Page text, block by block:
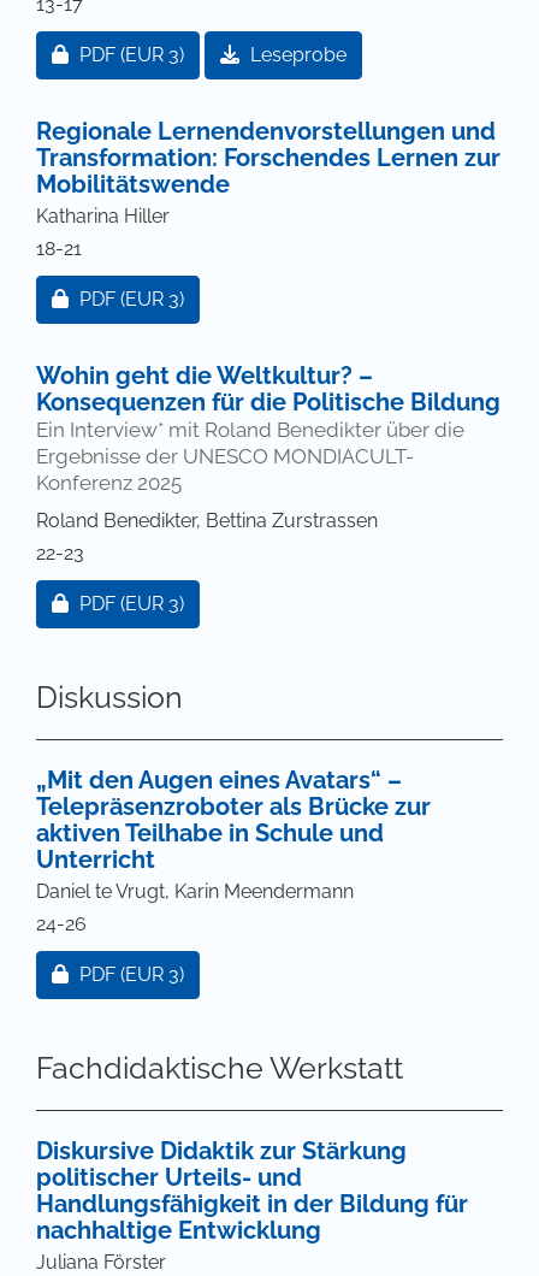
13-17
Zugang für Abonnent/innen oder durch Zahlung
PDF (EUR 3) Leseprobe
Regionale Lernendenvorstellungen und
Transformation: Forschendes Lernen zur
Mobilitätswende
Katharina Hiller
18-21
Zugang für Abonnent/innen oder durch Zahlung
PDF (EUR 3)
Wohin geht die Weltkultur? –
Konsequenzen für die Politische Bildung
Ein Interview* mit Roland Benedikter über die
Ergebnisse der UNESCO MONDIACULT-
Konferenz 2025
Roland Benedikter, Bettina Zurstrassen
22-23
Zugang für Abonnent/innen oder durch Zahlung
PDF (EUR 3)
Diskussion
„Mit den Augen eines Avatars“ –
Telepräsenzroboter als Brücke zur
aktiven Teilhabe in Schule und
Unterricht
Daniel te Vrugt, Karin Meendermann
24-26
Zugang für Abonnent/innen oder durch Zahlung
PDF (EUR 3)
Fachdidaktische Werkstatt
Diskursive Didaktik zur Stärkung
politischer Urteils- und
Handlungsfähigkeit in der Bildung für
nachhaltige Entwicklung
Juliana Förster